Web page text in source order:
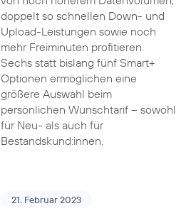
doppelt so schnellen Down- und
Upload-Leistungen sowie noch
mehr Freiminuten profitieren.
Sechs statt bislang fünf Smart+
Optionen ermöglichen eine
größere Auswahl beim
persönlichen Wunschtarif – sowohl
für Neu- als auch für
Bestandskund:innen.
21. Februar 2023